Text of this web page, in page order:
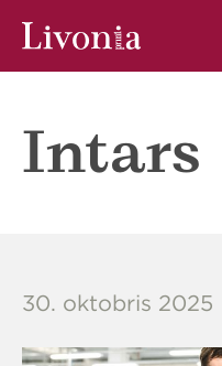
Intars
30. oktobris 2025